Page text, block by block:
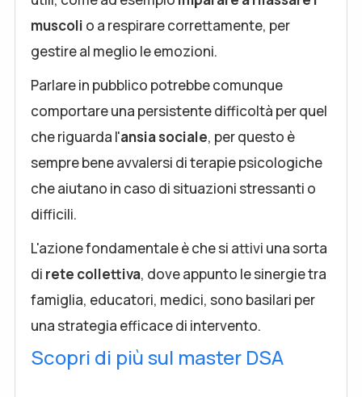
muscoli o a respirare correttamente, per
gestire al meglio le emozioni.
Parlare in pubblico potrebbe comunque
comportare una persistente difficoltà per quel
che riguarda l'ansia sociale, per questo è
sempre bene avvalersi di terapie psicologiche
che aiutano in caso di situazioni stressanti o
difficili.
L'azione fondamentale è che si attivi una sorta
di rete collettiva, dove appunto le sinergie tra
famiglia, educatori, medici, sono basilari per
una strategia efficace di intervento.
Scopri di più sul master DSA